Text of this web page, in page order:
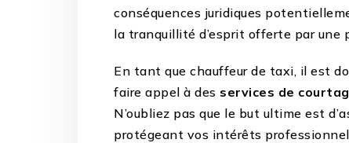
conséquences juridiques
la tranquillité d’esprit offerte par une
En tant que chauffeur de taxi, il est
faire appel à des services de
N’oubliez pas que le but ultime est
protégeant vos intérêts